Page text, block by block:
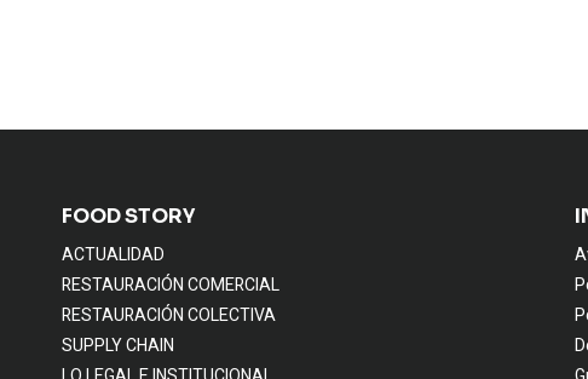
FOOD STORY
ACTUALIDAD
RESTAURACIÓN COMERCIAL
RESTAURACIÓN COLECTIVA
SUPPLY CHAIN